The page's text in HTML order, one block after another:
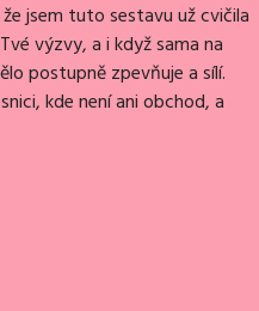
jsem tuto sestavu už cvičila
výzvy, a i když sama na
postupně zpevňuje a sílí.
kde není ani obchod, a